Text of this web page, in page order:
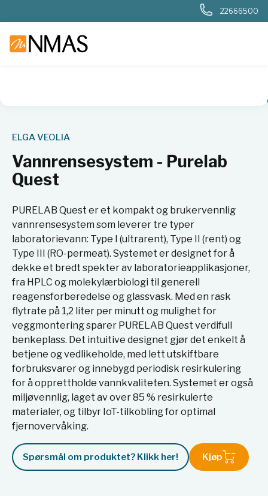
22666500
ELGA VEOLIA
Vannrensesystem - Purelab
Quest
PURELAB Quest er et kompakt og brukervennlig
vannrensesystem som leverer tre typer
laboratorievann: Type I (ultrarent), Type II (rent) og
Type III (RO-permeat). Systemet er designet for å
dekke et bredt spekter av laboratorieapplikasjoner,
fra HPLC og molekylærbiologi til generell
reagensforberedelse og glassvask. Med en rask
flytrate på 1,2 liter per minutt og mulighet for
veggmontering sparer PURELAB Quest verdifull
benkeplass. Det intuitive designet gjør det enkelt å
betjene og vedlikeholde, med lett utskiftbare
forbruksvarer og innebygd periodisk resirkulering
for å opprettholde vannkvaliteten. Systemet er også
miljøvennlig, laget av over 85 % resirkulerte
materialer, og tilbyr IoT-tilkobling for optimal
fjernovervåking.
Spørsmål om produktet? Klikk her! Kjøp